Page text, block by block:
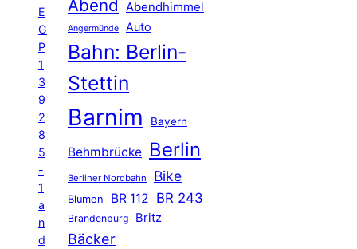
E
G
P
1
3
9
2
8
5
-
1
a
n
d
Abend Abendhimmel
Angermünde Auto
Bahn: Berlin-
Stettin
Barnim Bayern
Behmbrücke Berlin
Berliner Nordbahn Bike
Blumen BR 112 BR 243
Brandenburg Britz
Bäcker